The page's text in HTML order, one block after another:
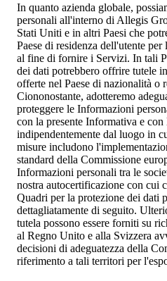
In quanto azienda globale,
personali all'interno di Allegis
Stati Uniti e in altri Paesi che
Paese di residenza dell'utente
al fine di fornire i Servizi. In tali
dei dati potrebbero offrire tutele
offerte nel Paese di nazionalità o
Ciononostante, adotteremo
proteggere le Informazioni
con la presente Informativa e
indipendentemente dal luogo in
misure includono
standard della Commissione
Informazioni personali tra le
nostra autocertificazione con cui
Quadri per la protezione dei dati
dettagliatamente di seguito.
tutela possono essere forniti su
al Regno Unito e alla Svizzera
decisioni di adeguatezza della
riferimento a tali territori per